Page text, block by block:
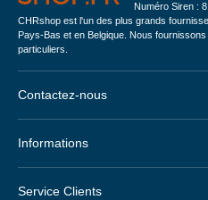
Numéro Siren :
CHRshop est l'un des plus grands
Pays-Bas et en Belgique. Nous
particuliers.
Contactez-nous
Informations
Service Clients